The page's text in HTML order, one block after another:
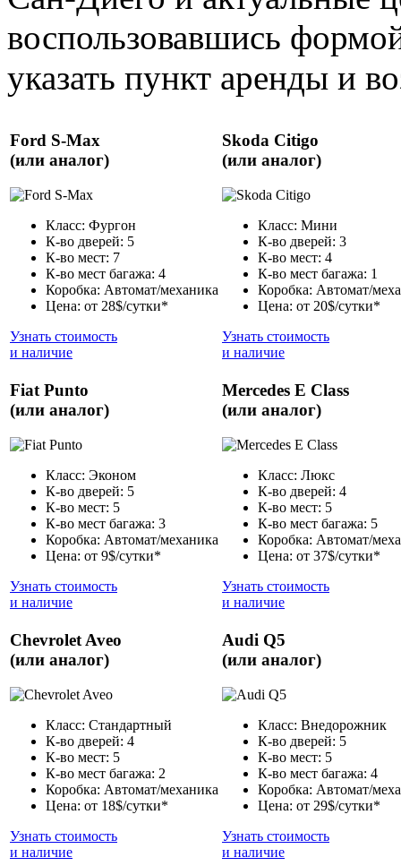
воспользовавшись
указать пункт аренды и
Ford S-Max
(или аналог)
Класс: Фургон
К-во дверей: 5
К-во мест: 7
К-во мест багажа: 4
Коробка: Автомат/механика
Цена: от 28$/сутки*
Узнать стоимость
и наличие
Skoda Citigo
(или аналог)
Класс: Мини
К-во дверей: 3
К-во мест: 4
К-во мест багажа: 1
Коробка: Автомат/
Цена: от 20$/сутки*
Узнать стоимость
и наличие
Fiat Punto
(или аналог)
Класс: Эконом
К-во дверей: 5
К-во мест: 5
К-во мест багажа: 3
Коробка: Автомат/механика
Цена: от 9$/сутки*
Узнать стоимость
и наличие
Mercedes E Class
(или аналог)
Класс: Люкс
К-во дверей: 4
К-во мест: 5
К-во мест багажа: 5
Коробка: Автомат/
Цена: от 37$/сутки*
Узнать стоимость
и наличие
Chevrolet Aveo
(или аналог)
Класс: Стандартный
К-во дверей: 4
К-во мест: 5
К-во мест багажа: 2
Коробка: Автомат/механика
Цена: от 18$/сутки*
Узнать стоимость
и наличие
Audi Q5
(или аналог)
Класс: Внедорожник
К-во дверей: 5
К-во мест: 5
К-во мест багажа: 4
Коробка: Автомат/
Цена: от 29$/сутки*
Узнать стоимость
и наличие